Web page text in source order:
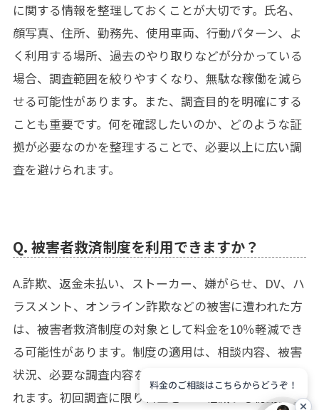
に関する情報を整理しておくことが大切です。氏名、
顔写真、住所、勤務先、使用車両、行動パターン、よ
く利用する場所、過去のやり取りなどが分かっている
場合、調査範囲を絞りやすくなり、無駄な稼働を減ら
せる可能性があります。また、調査目的を明確にする
ことも重要です。何を確認したいのか、どのような証
拠が必要なのかを整理することで、必要以上に広い調
査を避けられます。
Q. 被害者救済制度を利用できますか？
A.詐欺、返金未払い、ストーカー、嫌がらせ、DV、ハ
ラスメント、オンライン詐欺などの被害に遭われた方
は、被害者救済制度の対象として料金を10％軽減でき
る可能性があります。制度の適用は、相談内容、被害
状況、必要な調査内容を確認したうえで個別に判断さ
れます。初回調査に限り料金を10％軽減する初動支援
料金のご相談はこちらからどうぞ！